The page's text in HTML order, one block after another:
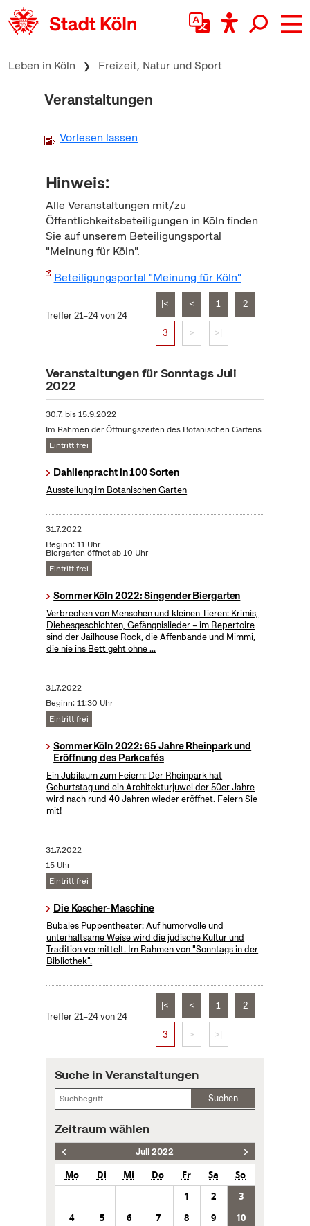
zum Inhalt springen
Leben in Köln Freizeit, Natur und Sport
Veranstaltungen
Vorlesen lassen
Hinweis:
Alle Veranstaltungen mit/zu
Öffentlichkeitsbeteiligungen in Köln finden
Sie auf unserem Beteiligungsportal
"Meinung für Köln".
Beteiligungsportal "Meinung für Köln"
Treffer 21–24 von 24
|< < 1 2
3 > >|
Veranstaltungen für Sonntags Juli
2022
30.7. bis15.9.2022
Im Rahmen der Öffnungszeiten des Botanischen Gartens
Eintritt frei
Dahlienpracht in 100 Sorten
Ausstellung im Botanischen Garten
31.7.2022
Beginn: 11 Uhr
Biergarten öffnet ab 10 Uhr
Eintritt frei
Sommer Köln 2022: Singender Biergarten
Verbrechen von Menschen und kleinen Tieren: Krimis,
Diebesgeschichten, Gefängnislieder – im Repertoire
sind der Jailhouse Rock, die Affenbande und Mimmi,
die nie ins Bett geht ohne ...
31.7.2022
Beginn: 11:30 Uhr
Eintritt frei
Sommer Köln 2022: 65 Jahre Rheinpark und
Eröffnung des Parkcafés
Ein Jubiläum zum Feiern: Der Rheinpark hat
Geburtstag und ein Architekturjuwel der 50er Jahre
wird nach rund 40 Jahren wieder eröffnet. Feiern Sie
mit!
31.7.2022
15 Uhr
Eintritt frei
Die Koscher-Maschine
Bubales Puppentheater: Auf humorvolle und
unterhaltsame Weise wird die jüdische Kultur und
Tradition vermittelt. Im Rahmen von "Sonntags in der
Bibliothek".
Treffer 21–24 von 24
|< < 1 2
3 > >|
Suche in Veranstaltungen
Suchen
Zeitraum wählen
Juli 2022
Mo Di Mi Do Fr Sa
So
1
2
3
4
5 6 7 8 9
10